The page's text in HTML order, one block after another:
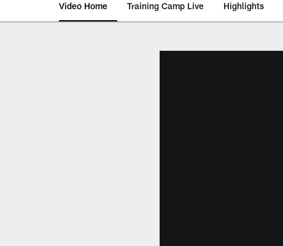
Video Home Training Camp Live Highlights